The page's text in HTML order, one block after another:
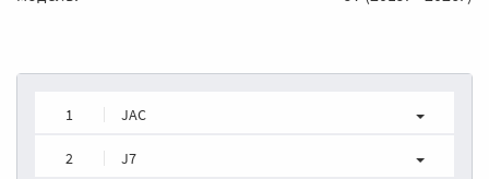
1 JAC
2 J7